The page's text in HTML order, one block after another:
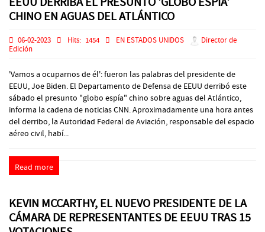
CHINO EN AGUAS DEL ATLÁNTICO
06-02-2023 Hits: 1454 EN ESTADOS UNIDOS
Director de
Edición
'Vamos a ocuparnos de él': fueron las palabras del presidente de
EEUU, Joe Biden. El Departamento de Defensa de EEUU derribó este
sábado el presunto "globo espía" chino sobre aguas del Atlántico,
informa la cadena de noticias CNN. Aproximadamente una hora antes
del derribo, la Autoridad Federal de Aviación, responsable del espacio
aéreo civil, habí...
Read more
KEVIN MCCARTHY, EL NUEVO PRESIDENTE DE LA
CÁMARA DE REPRESENTANTES DE EEUU TRAS 15